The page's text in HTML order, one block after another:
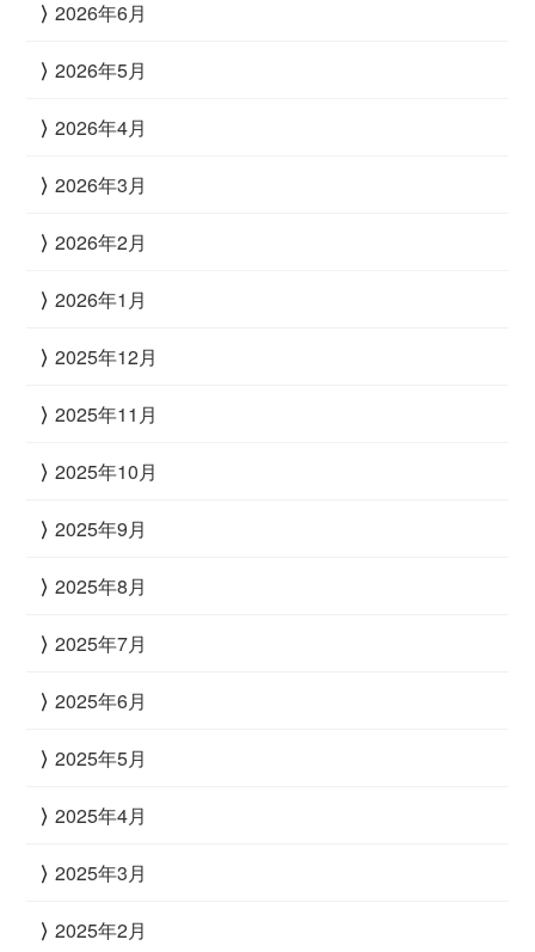
2026年6月
2026年5月
2026年4月
2026年3月
2026年2月
2026年1月
2025年12月
2025年11月
2025年10月
2025年9月
2025年8月
2025年7月
2025年6月
2025年5月
2025年4月
2025年3月
2025年2月